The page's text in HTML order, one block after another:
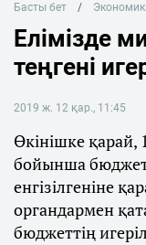
Басты бет
Елімізде
теңгені
2019 ж. 12 қар., 11:45
Өкінішке
бойынша бюджет
енгізілгеніне
органдармен
бюджеттің